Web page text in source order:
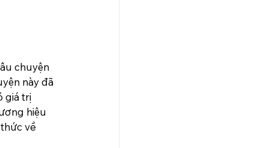
chuyện
này đã
giá trị
hiệu
về